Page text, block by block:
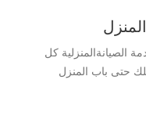
الصيانةالمنزلية كل
حتى باب المنزل